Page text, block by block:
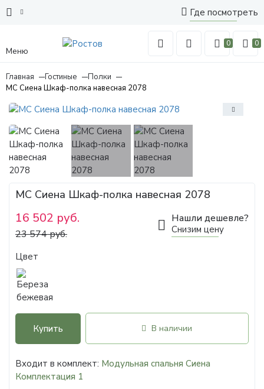
Где посмотреть
Меню
0 0
Главная Гостиные
Полки
МС Сиена Шкаф-полка навесная 2078
МС Сиена Шкаф-полка навесная 2078
16 502 руб.
23 574 руб.
Нашли дешевле?
Снизим цену
Цвет
Купить В наличии
Входит в комплект: Модульная спальня Сиена
Комплектация 1